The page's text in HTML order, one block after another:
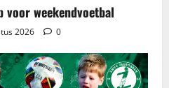
voor weekendvoetbal
2026 0